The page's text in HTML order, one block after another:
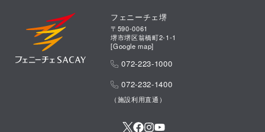
フェニーチェ堺
〒590-0061
堺市堺区翁橋町2-1-1
[Google map]
072-223-1000
072-232-1400
（施設利用直通）